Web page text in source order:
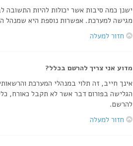
ישנן כמה סיבות אשר יכולות להיות
מגישה למערכת. אפשרות נוספת היא שמנהל
חזור למעלה
מדוע אני צריך להרשם בכלל?
אינך חייב, זה תלוי במנהלי המערכת
הגלישה בפורום דבר אשר לא תקבל כאורח,
להרשם.
חזור למעלה